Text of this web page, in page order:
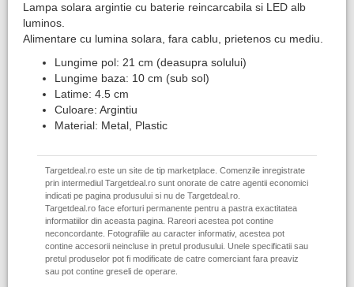
Lampa solara argintie cu baterie reincarcabila si LED alb
luminos.
Alimentare cu lumina solara, fara cablu, prietenos cu mediu.
Lungime pol: 21 cm (deasupra solului)
Lungime baza: 10 cm (sub sol)
Latime: 4.5 cm
Culoare: Argintiu
Material: Metal, Plastic
Targetdeal.ro este un site de tip marketplace. Comenzile inregistrate
prin intermediul Targetdeal.ro sunt onorate de catre agentii economici
indicati pe pagina produsului si nu de Targetdeal.ro.
Targetdeal.ro face eforturi permanente pentru a pastra exactitatea
informatiilor din aceasta pagina. Rareori acestea pot contine
neconcordante. Fotografiile au caracter informativ, acestea pot
contine accesorii neincluse in pretul produsului. Unele specificatii sau
pretul produselor pot fi modificate de catre comerciant fara preaviz
sau pot contine greseli de operare.